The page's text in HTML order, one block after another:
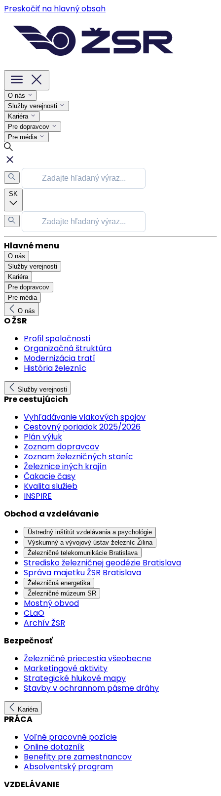
Preskočiť na hlavný obsah
O nás
Služby verejnosti
Kariéra
Pre dopravcov
Pre média
SK
Hlavné menu
O nás
Služby verejnosti
Kariéra
Pre dopravcov
Pre média
O nás
O ŽSR
Profil spoločnosti
Organizačná štruktúra
Modernizácia tratí
História železníc
Služby verejnosti
Pre cestujúcich
Vyhľadávanie vlakových spojov
Cestovný poriadok 2025/2026
Plán výluk
Zoznam dopravcov
Zoznam železničných staníc
Železnice iných krajín
Čakacie časy
Kvalita služieb
INSPIRE
Obchod a vzdelávanie
Ústredný inštitút vzdelávania a psychológie
Výskumný a vývojový ústav železníc Žilina
Železničné telekomunikácie Bratislava
Stredisko železničnej geodézie Bratislava
Správa majetku ŽSR Bratislava
Železničná energetika
Železničné múzeum SR
Mostný obvod
CLaO
Archív ŽSR
Bezpečnosť
Železničné priecestia všeobecne
Marketingové aktivity
Strategické hlukové mapy
Stavby v ochrannom pásme dráhy
Kariéra
PRÁCA
Voľné pracovné pozície
Online dotazník
Benefity pre zamestnancov
Absolventský program
VZDELÁVANIE